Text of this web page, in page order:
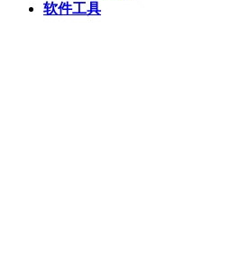
软件工具